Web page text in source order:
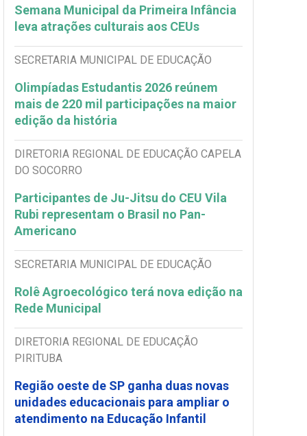
Semana Municipal da Primeira Infância
leva atrações culturais aos CEUs
SECRETARIA MUNICIPAL DE EDUCAÇÃO
Olimpíadas Estudantis 2026 reúnem
mais de 220 mil participações na maior
edição da história
DIRETORIA REGIONAL DE EDUCAÇÃO CAPELA
DO SOCORRO
Participantes de Ju-Jitsu do CEU Vila
Rubi representam o Brasil no Pan-
Americano
SECRETARIA MUNICIPAL DE EDUCAÇÃO
Rolê Agroecológico terá nova edição na
Rede Municipal
DIRETORIA REGIONAL DE EDUCAÇÃO
PIRITUBA
Região oeste de SP ganha duas novas
unidades educacionais para ampliar o
atendimento na Educação Infantil